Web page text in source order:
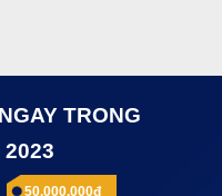
TRONG
2023
50.000.000đ